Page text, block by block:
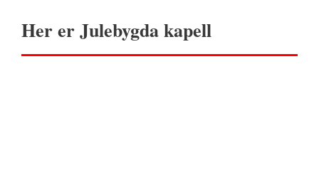
Her er Julebygda kapell